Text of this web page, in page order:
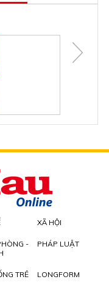
XÃ HỘI
-
PHÁP LUẬT
TRẺ LONGFORM